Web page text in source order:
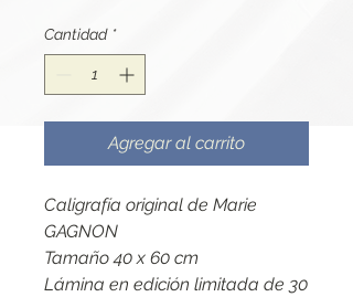
Cantidad *
Agregar al carrito
Caligrafía original de Marie
GAGNON
Tamaño 40 x 60 cm
Lámina en edición limitada de 30